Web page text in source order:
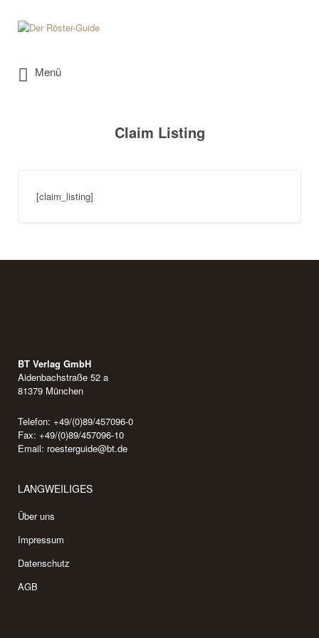
nach:
Menü
Claim Listing
[claim_listing]
BT Verlag GmbH
Aidenbachstraße 52 a
81379 München
Telefon: +49/(0)89/457096-0
Fax: +49/(0)89/457096-10
Email: roesterguide@bt.de
LANGWEILIGES
Über uns
Impressum
Datenschutz
AGB